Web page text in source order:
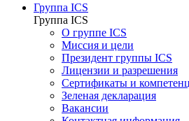
Группа ICS
Группа ICS
О группе ICS
Миссия и цели
Президент группы ICS
Лицензии и разрешения
Сертификаты и
Зеленая декларация
Вакансии